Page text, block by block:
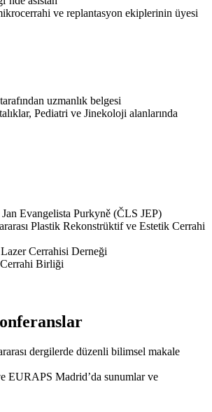
ve replantasyon ekiplerinin üyesi
uzmanlık belgesi
Pediatri ve Jinekoloji alanlarında
Evangelista Purkyně (ČLS JEP)
Plastik Rekonstrüktif ve Estetik Cerrahi
Cerrahisi Derneği
Birliği
dergilerde düzenli bilimsel makale
EURAPS Madrid’da sunumlar ve